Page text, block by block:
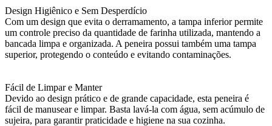
Design Higiênico e Sem Desperdício
Com um design que evita o derramamento, a tampa inferior permite
um controle preciso da quantidade de farinha utilizada, mantendo a
bancada limpa e organizada. A peneira possui também uma tampa
superior, protegendo o conteúdo e evitando contaminações.
Fácil de Limpar e Manter
Devido ao design prático e de grande capacidade, esta peneira é
fácil de manusear e limpar. Basta lavá-la com água, sem acúmulo de
sujeira, para garantir praticidade e higiene na sua cozinha.